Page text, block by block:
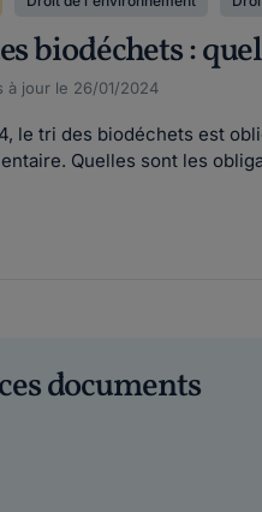
biodéchets :
à jour le 26/01/2024
le tri des biodéchets est
Quelles sont les
documents